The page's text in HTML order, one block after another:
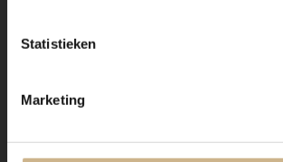
Statistieken
Marketing
Houten bank | 3-
Helaas, dit item is niet meer